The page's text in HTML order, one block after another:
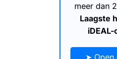
meer dan
Laagste
➤ Open